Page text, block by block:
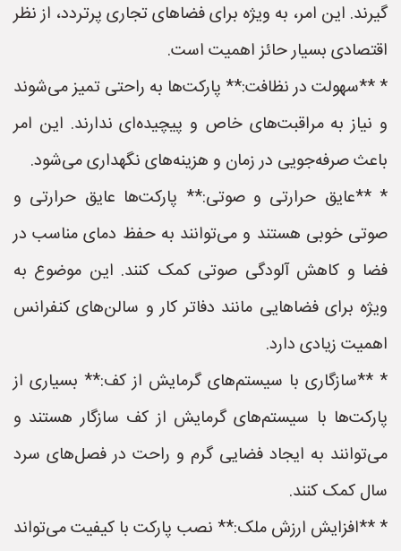
گیرند. این امر، به ویژه برای فضاهای تجاری پرتردد، از نظر
اقتصادی بسیار حائز اهمیت است.
* **سهولت در نظافت:** پارکت‌ها به راحتی تمیز می‌شوند
و نیاز به مراقبت‌های خاص و پیچیده‌ای ندارند. این امر
باعث صرفه‌جویی در زمان و هزینه‌های نگهداری می‌شود.
* **عایق حرارتی و صوتی:** پارکت‌ها عایق حرارتی و
صوتی خوبی هستند و می‌توانند به حفظ دمای مناسب در
فضا و کاهش آلودگی صوتی کمک کنند. این موضوع به
ویژه برای فضاهایی مانند دفاتر کار و سالن‌های کنفرانس
اهمیت زیادی دارد.
* **سازگاری با سیستم‌های گرمایش از کف:** بسیاری از
پارکت‌ها با سیستم‌های گرمایش از کف سازگار هستند و
می‌توانند به ایجاد فضایی گرم و راحت در فصل‌های سرد
سال کمک کنند.
* **افزایش ارزش ملک:** نصب پارکت با کیفیت می‌تواند